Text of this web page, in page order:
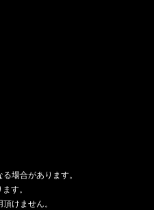
場合があります。
す。
けません。